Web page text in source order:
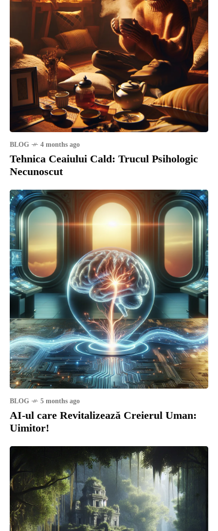
BLOG 4 months ago
Tehnica Ceaiului Cald: Trucul Psihologic
Necunoscut
BLOG 5 months ago
AI-ul care Revitalizează Creierul Uman:
Uimitor!